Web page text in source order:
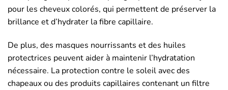
pour les cheveux colorés, qui permettent de préserver la
brillance et d’hydrater la fibre capillaire.
De plus, des masques nourrissants et des huiles
protectrices peuvent aider à maintenir l’hydratation
nécessaire. La protection contre le soleil avec des
chapeaux ou des produits capillaires contenant un filtre